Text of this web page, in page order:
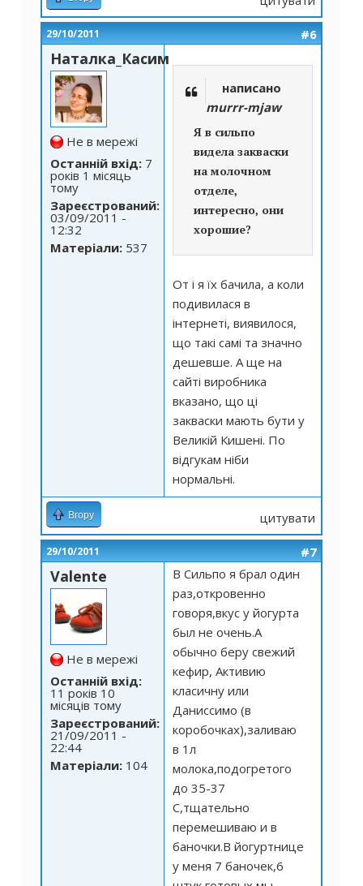
29/10/2011 #6
Наталка_Касим
Не в мережі
Останній вхід: 7
років 1 місяць
тому
Зареєстрований:
03/09/2011 -
12:32
Матеріали: 537
написано
murrr-mjaw
Я в сильпо
видела закваски
на молочном
отделе,
интересно, они
хорошие?
От і я їх бачила, а коли
подивилася в
інтернеті, виявилося,
що такі самі та значно
дешевше. А ще на
сайті виробника
вказано, що ці
закваски мають бути у
Великій Кишені. По
відгукам ніби
нормальні.
Вгору цитувати
29/10/2011 #7
Valente
Не в мережі
Останній вхід:
11 років 10
місяців тому
Зареєстрований:
21/09/2011 -
22:44
Матеріали: 104
В Сильпо я брал один
раз,откровенно
говоря,вкус у йогурта
был не очень.А
обычно беру свежий
кефир, Активию
класичну или
Даниссимо (в
коробочках),заливаю
в 1л
молока,подогретого
до 35-37
С,тщательно
перемешиваю и в
баночки.В йогуртнице
у меня 7 баночек,6